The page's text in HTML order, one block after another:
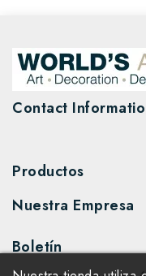
Contact
Productos
Nuestra Empresa
Boletín